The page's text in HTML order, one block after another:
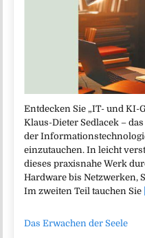
Entdecken Sie „IT- und
Klaus-Dieter Sedlacek –
der
einzutauchen. In leicht
dieses praxisnahe Werk
Hardware bis Netzwerken,
Im zweiten Teil tauchen Sie
Das Erwachen der Seele